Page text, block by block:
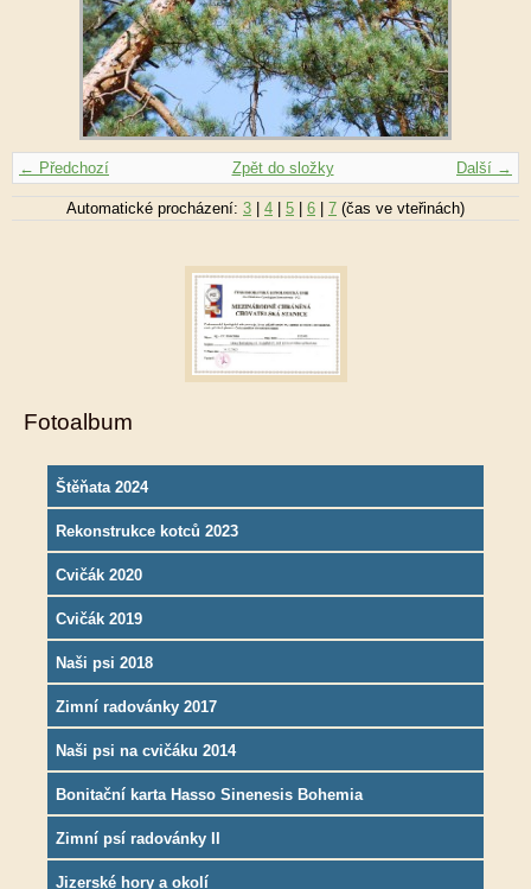
← Předchozí Další →
Zpět do složky
Automatické procházení: 3 4 5 6 7 (čas ve vteřinách)
Fotoalbum
Štěňata 2024
Rekonstrukce kotců 2023
Cvičák 2020
Cvičák 2019
Naši psi 2018
Zimní radovánky 2017
Naši psi na cvičáku 2014
Bonitační karta Hasso Sinenesis Bohemia
Zimní psí radovánky II
Jizerské hory a okolí